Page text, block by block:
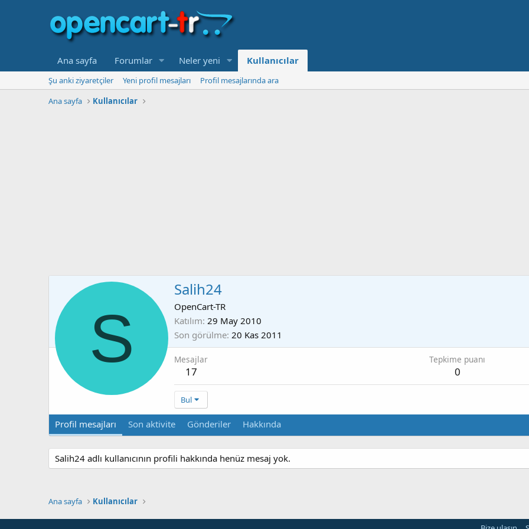
Ana sayfa Forumlar Neler yeni Kullanıcılar
Şu anki ziyaretçiler Yeni profil mesajları
Profil mesajlarında ara
Ana sayfa
Kullanıcılar
S
Salih24
OpenCart-TR
Katılım 29 May 2010
Son görülme 20 Kas 2011
Mesajlar
17
Tepkime puanı
0
Bul
Profil mesajları Son aktivite Gönderiler Hakkında
Salih24 adlı kullanıcının profili hakkında henüz mesaj yok.
Ana sayfa Kullanıcılar